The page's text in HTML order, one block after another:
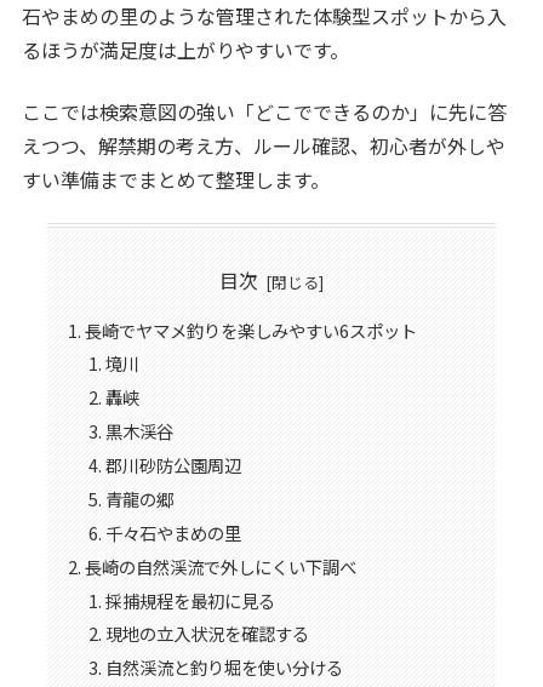
石やまめの里のような管理された体験型スポットから入
るほうが満足度は上がりやすいです。
ここでは検索意図の強い「どこでできるのか」に先に答
えつつ、解禁期の考え方、ルール確認、初心者が外しや
すい準備までまとめて整理します。
目次
長崎でヤマメ釣りを楽しみやすい6スポット
境川
轟峡
黒木渓谷
郡川砂防公園周辺
青龍の郷
千々石やまめの里
長崎の自然渓流で外しにくい下調べ
採捕規程を最初に見る
現地の立入状況を確認する
自然渓流と釣り堀を使い分ける